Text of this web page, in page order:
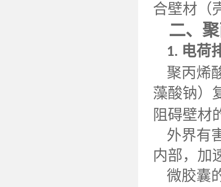
合壁材（
二、
1. 电荷
聚丙烯
藻酸钠）
阻碍壁材
外界有
内部，加
微胶囊